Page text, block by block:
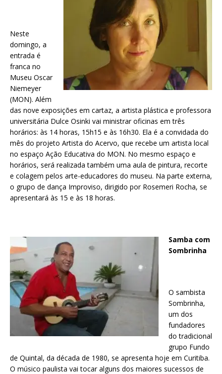
Neste
domingo, a
entrada é
franca no
Museu Oscar
Niemeyer
(MON). Além
das nove exposições em cartaz, a artista plástica e professora
universitária Dulce Osinki vai ministrar oficinas em três
horários: às 14 horas, 15h15 e às 16h30. Ela é a convidada do
mês do projeto Artista do Acervo, que recebe um artista local
no espaço Ação Educativa do MON. No mesmo espaço e
horários, será realizada também uma aula de pintura, recorte
e colagem pelos arte-educadores do museu. Na parte externa,
o grupo de dança Improviso, dirigido por Rosemeri Rocha, se
apresentará às 15 e às 18 horas.
Samba com
Sombrinha
O sambista
Sombrinha,
um dos
fundadores
do tradicional
grupo Fundo
de Quintal, da década de 1980, se apresenta hoje em Curitiba.
O músico paulista vai tocar alguns dos maiores sucessos de